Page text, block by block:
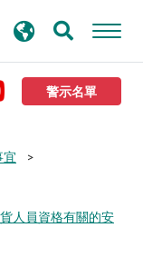
警示名單
宜
人員資格有關的安